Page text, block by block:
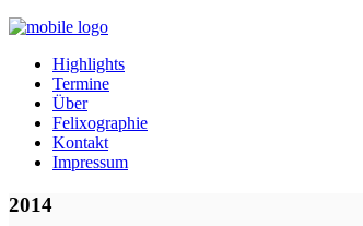
Highlights
Termine
Über
Felixographie
Kontakt
Impressum
2014